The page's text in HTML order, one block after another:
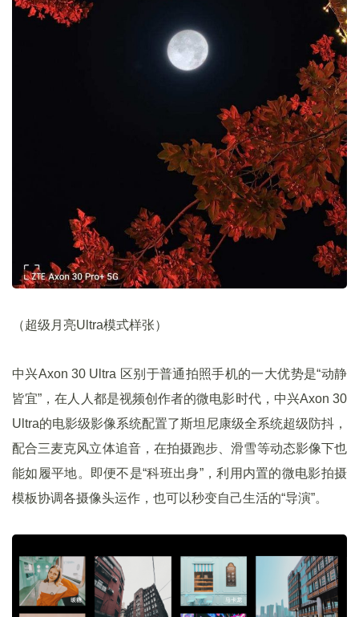
（超级月亮Ultra模式样张）
中兴Axon 30 Ultra 区别于普通拍照手机的一大优势是“动静
皆宜”，在人人都是视频创作者的微电影时代，中兴Axon 30
Ultra的电影级影像系统配置了斯坦尼康级全系统超级防抖，
配合三麦克风立体追音，在拍摄跑步、滑雪等动态影像下也
能如履平地。即便不是“科班出身”，利用内置的微电影拍摄
模板协调各摄像头运作，也可以秒变自己生活的“导演”。